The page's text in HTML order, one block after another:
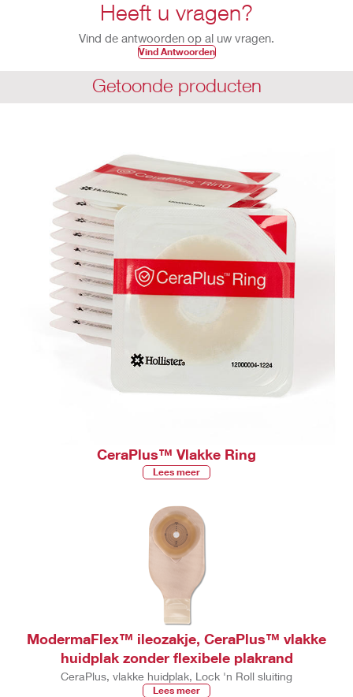
Heeft u vragen?
Vind de antwoorden op al uw vragen.
Vind Antwoorden
Getoonde producten
CeraPlus™ Vlakke Ring
Lees meer
ModermaFlex™ ileozakje, CeraPlus™ vlakke
huidplak zonder flexibele plakrand
CeraPlus, vlakke huidplak, Lock 'n Roll sluiting
Lees meer